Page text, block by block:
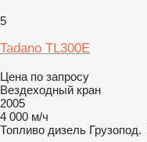
5
Tadano TL300E
Цена по запросу
Вездеходный кран
2005
4 000 м/ч
Топливо дизель Грузопод.